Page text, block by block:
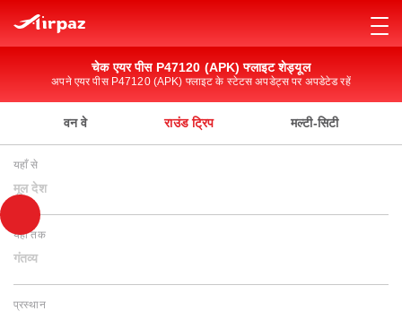
चेक एयर पीस P47120 (APK) फ्लाइट शेड्यूल
अपने एयर पीस P47120 (APK) फ्लाइट के स्टेटस अपडेट्स पर अपडेटेड रहें
वन वे राउंड ट्रिप मल्टी-सिटी
यहाँ से
मूल देश
यहाँ तक
गंतव्य
प्रस्थान